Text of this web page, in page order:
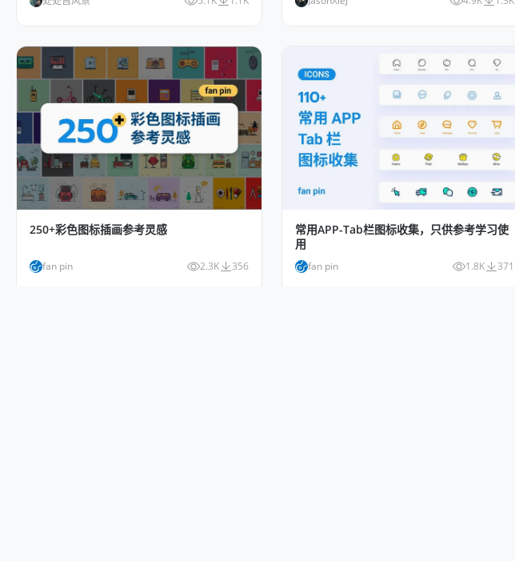
250+彩色图标插画参考灵感
fan pin 2.3K 356
常用APP-Tab栏图标收集，只供参考学习使
用
fan pin 1.8K 371